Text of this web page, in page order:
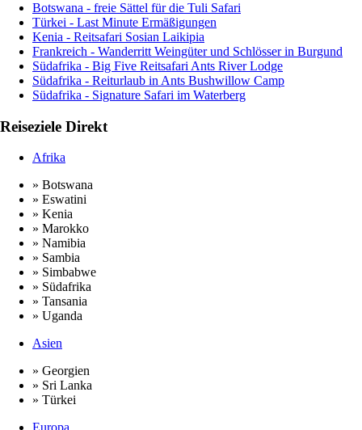
Botswana - freie Sättel für die Tuli Safari
Türkei - Last Minute Ermäßigungen
Kenia - Reitsafari Sosian Laikipia
Frankreich - Wanderritt Weingüter und Schlösser in Burgund
Südafrika - Big Five Reitsafari Ants River Lodge
Südafrika - Reiturlaub in Ants Bushwillow Camp
Südafrika - Signature Safari im Waterberg
Reiseziele Direkt
Afrika
» Botswana
» Eswatini
» Kenia
» Marokko
» Namibia
» Sambia
» Simbabwe
» Südafrika
» Tansania
» Uganda
Asien
» Georgien
» Sri Lanka
» Türkei
Europa